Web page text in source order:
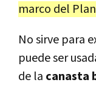
marco del
No sirve para
puede ser
de la canasta